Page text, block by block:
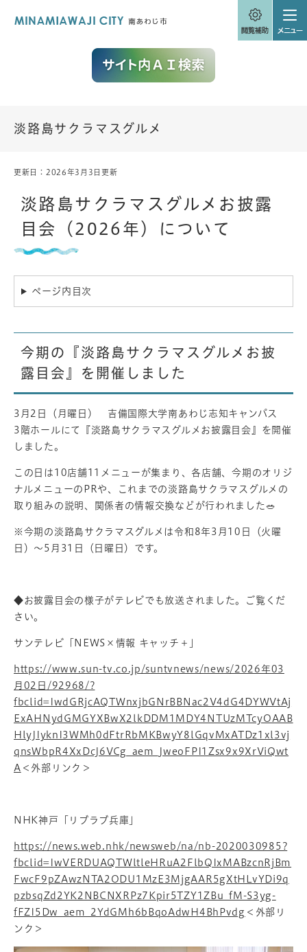
淡路島サクラマスグルメ
本
更新日：2026年3月3日更新
淡路島サクラマスグルメお披露
目会（2026年）について
ページ内目次
今期の『淡路島サクラマスグルメお披
露目会』を開催しました
3月2日（月曜日） 吉備国際大学南あわじ志知キャンパス
3階ホールにて『淡路島サクラマスグルメお披露目会』を開催
しました。
この日は10店舗11メニューが集まり、各店舗、今期のオリジ
ナルメニューのPRや、これまでの淡路島サクラマスグルメの
取り組みの説明、関係者の情報交換などが行われました🥗
※今期の淡路島サクラマスグルメは令和8年3月10日（火曜
日）～5月31日（日曜日）です。
◆お披露目会の様子がテレビでも放送されました。ご覧くだ
さい。
サンテレビ「NEWS×情報 キャッチ＋」
https://www.sun-tv.co.jp/suntvnews/news/2026年03
月02日/92968/?
fbclid=IwdGRjcAQTWnxjbGNrBBNac2V4dG4DYWVtAj
ExAHNydGMGYXBwX2lkDDM1MDY4NTUzMTcyOAAB
HlyJIyknI3WMh0dFtrRbMKBwyY8lGqvMxATDz1xl3vj
qnsWbpR4XxDcJ6VCg_aem_JweoFPI1Zsx9x9XrViQwt
A ＜外部リンク＞
NHK神戸「リブラブ兵庫」
https://news.web.nhk/newsweb/na/nb-2020030985?
fbclid=IwVERDUAQTWltleHRuA2FlbQIxMABzcnRjBm
FwcF9pZAwzNTA2ODU1MzE3MjgAAR5gXtHLvYDi9q
pzbsqZd2YK2NBCNXRPz7Kpir5TZY1ZBu_fM-S3yg-
fFZI5Dw_aem_2YdGMh6bBqoAdwH4BhPvdg ＜外部リ
ンク＞